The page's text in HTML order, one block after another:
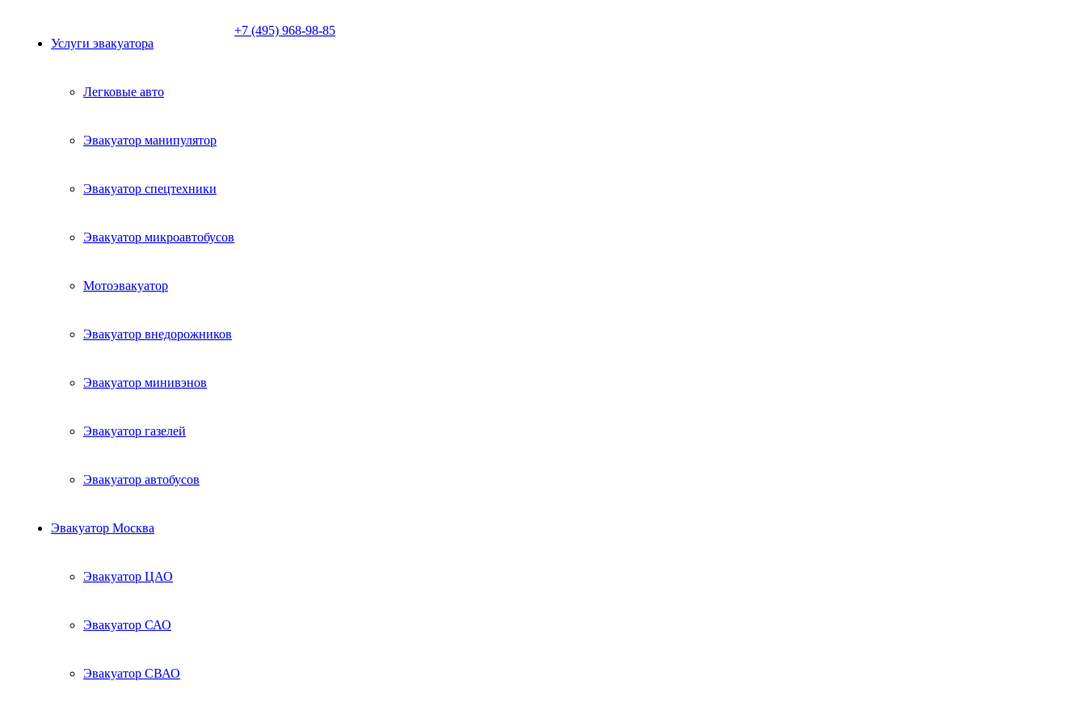
Услуги эвакуатора
Легковые авто
Эвакуатор манипулятор
Эвакуатор спецтехники
Эвакуатор микроавтобусов
Мотоэвакуатор
Эвакуатор внедорожников
Эвакуатор минивэнов
Эвакуатор газелей
Эвакуатор автобусов
Эвакуатор Москва
Эвакуатор ЦАО
Эвакуатор САО
Эвакуатор СВАО
+7 (495) 968-98-85